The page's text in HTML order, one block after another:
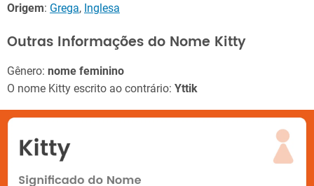
Origem: Grega, Inglesa
Outras Informações do Nome Kitty
Gênero: nome feminino
O nome Kitty escrito ao contrário: Yttik